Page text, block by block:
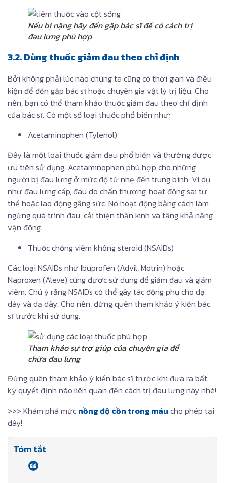
Nếu bị nặng hãy đến gặp bác sĩ để có cách trị
đau lưng phù hợp
3.2. Dùng thuốc giảm đau theo chỉ định
Bởi không phải lúc nào chúng ta cũng có thời gian và điều
kiện để đến gặp bác sĩ hoặc chuyên gia vật lý trị liệu. Cho
nên, bạn có thể tham khảo thuốc giảm đau theo chỉ định
của bác sĩ. Có một số loại thuốc phổ biến như:
Acetaminophen (Tylenol)
Đây là một loại thuốc giảm đau phổ biến và thường được
ưu tiên sử dụng. Acetaminophen phù hợp cho những
người bị đau lưng ở mức độ từ nhẹ đến trung bình. Ví dụ
như đau lưng cấp, đau do chấn thương, hoạt động sai tư
thế hoặc lao động gắng sức. Nó hoạt động bằng cách làm
ngừng quá trình đau, cải thiện thần kinh và tăng khả năng
vận động.
Thuốc chống viêm không steroid (NSAIDs)
Các loại NSAIDs như Ibuprofen (Advil, Motrin) hoặc
Naproxen (Aleve) cũng được sử dụng để giảm đau và giảm
viêm. Chú ý rằng NSAIDs có thể gây tác động phụ cho dạ
dày và dạ dày. Cho nên, đừng quên tham khảo ý kiến bác
sĩ trước khi sử dụng.
Tham khảo sự trợ giúp của chuyên gia để
chữa đau lưng
Đừng quên tham khảo ý kiến bác sĩ trước khi đưa ra bất
kỳ quyết định nào liên quan đến cách trị đau lưng này nhé!
>>> Khám phá mức nồng độ cồn trong máu cho phép tại
đây!
Tóm tắt